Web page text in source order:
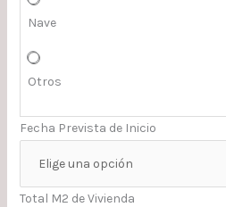
Nave
Otros
Fecha Prevista de Inicio
Total M2 de Vivienda